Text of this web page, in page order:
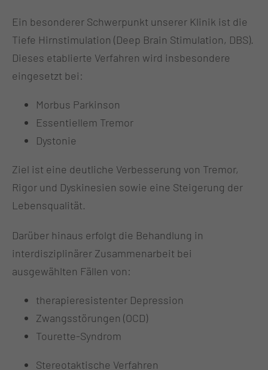
Ein besonderer Schwerpunkt unserer Klinik ist die
Tiefe Hirnstimulation (Deep Brain Stimulation, DBS).
Dieses etablierte Verfahren wird insbesondere
eingesetzt bei:
Morbus Parkinson
Essentiellem Tremor
Dystonie
Ziel ist eine deutliche Verbesserung von Tremor,
Rigor und Dyskinesien sowie eine Steigerung der
Lebensqualität.
Darüber hinaus erfolgt die Behandlung in
interdisziplinärer Zusammenarbeit bei
ausgewählten Fällen von:
therapieresistenter Depression
Zwangsstörungen (OCD)
Tourette-Syndrom
Stereotaktische Verfahren